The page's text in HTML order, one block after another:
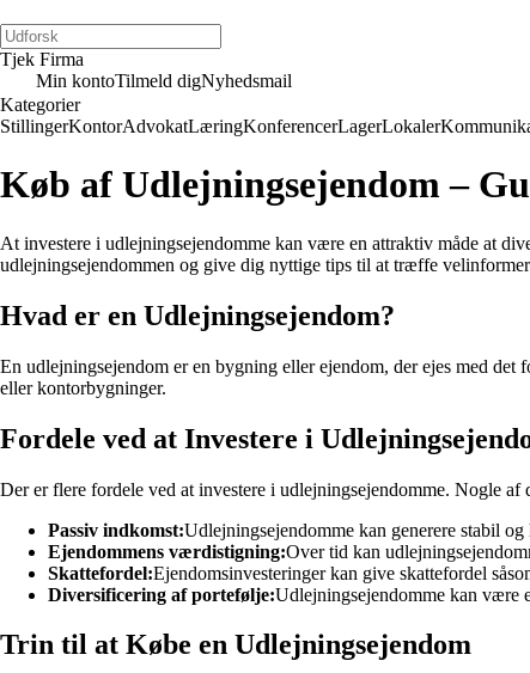
Tjek Firma
Min kontoTilmeld digNyhedsmail
Kategorier
StillingerKontorAdvokatLæringKonferencerLagerLokaler
Køb af Udlejningsejendom –
At investere i udlejningsejendomme kan være en attraktiv måde at
udlejningsejendommen og give dig nyttige tips til at træffe
Hvad er en Udlejningsejendom?
En udlejningsejendom er en bygning eller ejendom, der ejes med
eller kontorbygninger.
Fordele ved at Investere i
Der er flere fordele ved at investere i udlejningsejendomme. Nogle af
Passiv indkomst:Udlejningsejendomme kan generere stabil
Ejendommens værdistigning:Over tid kan
Skattefordel:Ejendomsinvesteringer kan give skattefordel
Diversificering af portefølje:Udlejningsejendomme kan være
Trin til at Købe en Udlejningsejendom